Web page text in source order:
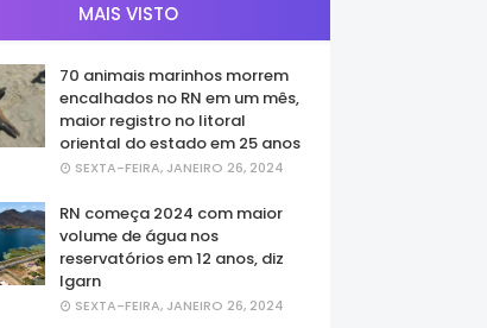
MAIS VISTO
70 animais marinhos morrem
encalhados no RN em um mês,
maior registro no litoral
oriental do estado em 25 anos
SEXTA-FEIRA, JANEIRO 26, 2024
RN começa 2024 com maior
volume de água nos
reservatórios em 12 anos, diz
Igarn
SEXTA-FEIRA, JANEIRO 26, 2024